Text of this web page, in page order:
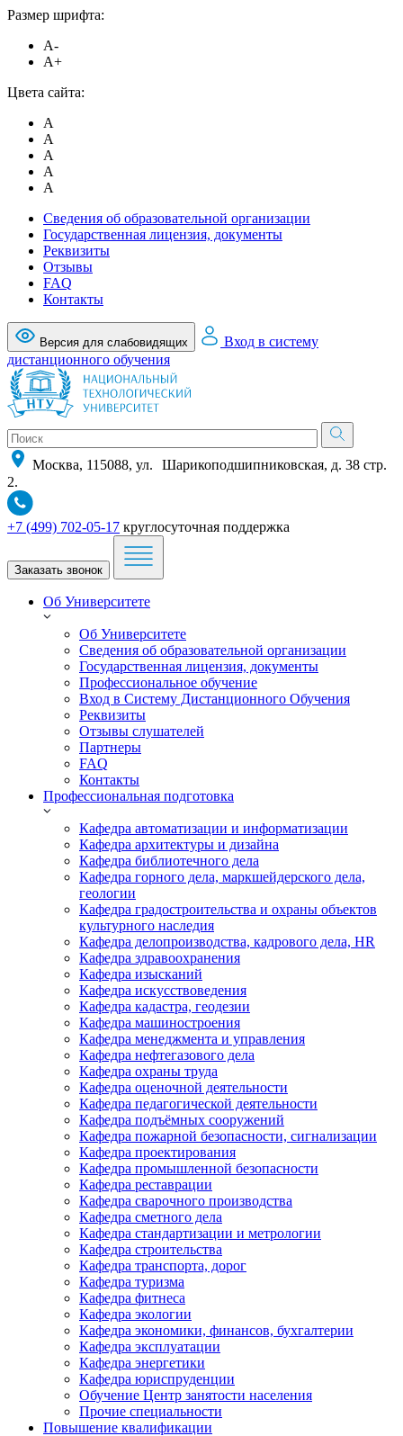
Размер шрифта:
A-
A+
Цвета сайта:
A
A
A
A
A
Сведения об образовательной организации
Государственная лицензия, документы
Реквизиты
Отзывы
FAQ
Контакты
Версия для слабовидящих
Вход в систему
дистанционного обучения
Москва, 115088, ул. Шарикоподшипниковская, д. 38 стр.
2.
+7 (499) 702-05-17 круглосуточная поддержка
Заказать звонок
Об Университете
Об Университете
Сведения об образовательной организации
Государственная лицензия, документы
Профессиональное обучение
Вход в Систему Дистанционного Обучения
Реквизиты
Отзывы слушателей
Партнеры
FAQ
Контакты
Профессиональная подготовка
Кафедра автоматизации и информатизации
Кафедра архитектуры и дизайна
Кафедра библиотечного дела
Кафедра горного дела, маркшейдерского дела,
геологии
Кафедра градостроительства и охраны объектов
культурного наследия
Кафедра делопроизводства, кадрового дела, HR
Кафедра здравоохранения
Кафедра изысканий
Кафедра искусствоведения
Кафедра кадастра, геодезии
Кафедра машиностроения
Кафедра менеджмента и управления
Кафедра нефтегазового дела
Кафедра охраны труда
Кафедра оценочной деятельности
Кафедра педагогической деятельности
Кафедра подъёмных сооружений
Кафедра пожарной безопасности, сигнализации
Кафедра проектирования
Кафедра промышленной безопасности
Кафедра реставрации
Кафедра сварочного производства
Кафедра сметного дела
Кафедра стандартизации и метрологии
Кафедра строительства
Кафедра транспорта, дорог
Кафедра туризма
Кафедра фитнеса
Кафедра экологии
Кафедра экономики, финансов, бухгалтерии
Кафедра эксплуатации
Кафедра энергетики
Кафедра юриспруденции
Обучение Центр занятости населения
Прочие специальности
Повышение квалификации